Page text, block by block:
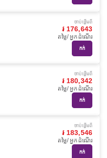
ចាប់ផ្ដើមពី
៛ 176,643
តម្លៃ/ អ្នកដំណើរ
កក់
ចាប់ផ្ដើមពី
៛ 180,342
តម្លៃ/ អ្នកដំណើរ
កក់
ចាប់ផ្ដើមពី
៛ 183,546
តម្លៃ/ អ្នកដំណើរ
កក់